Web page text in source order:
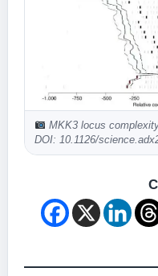
MKK3 locus
DOI: 10.1126/